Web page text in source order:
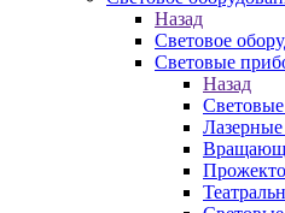
Назад
Световое
Световые
Назад